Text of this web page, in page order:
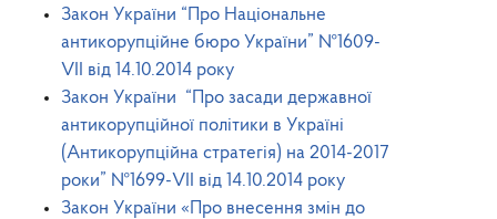
Закон України “Про Національне
антикорупційне бюро України” №1609-
VII
від 14.10.2014 року
Закон України “Про засади державної
антикорупційної політики в Україні
(Антикорупційна стратегія) на 2014-2017
роки” №1699-VII
від 14.10.2014 року
Закон України «Про внесення змін до